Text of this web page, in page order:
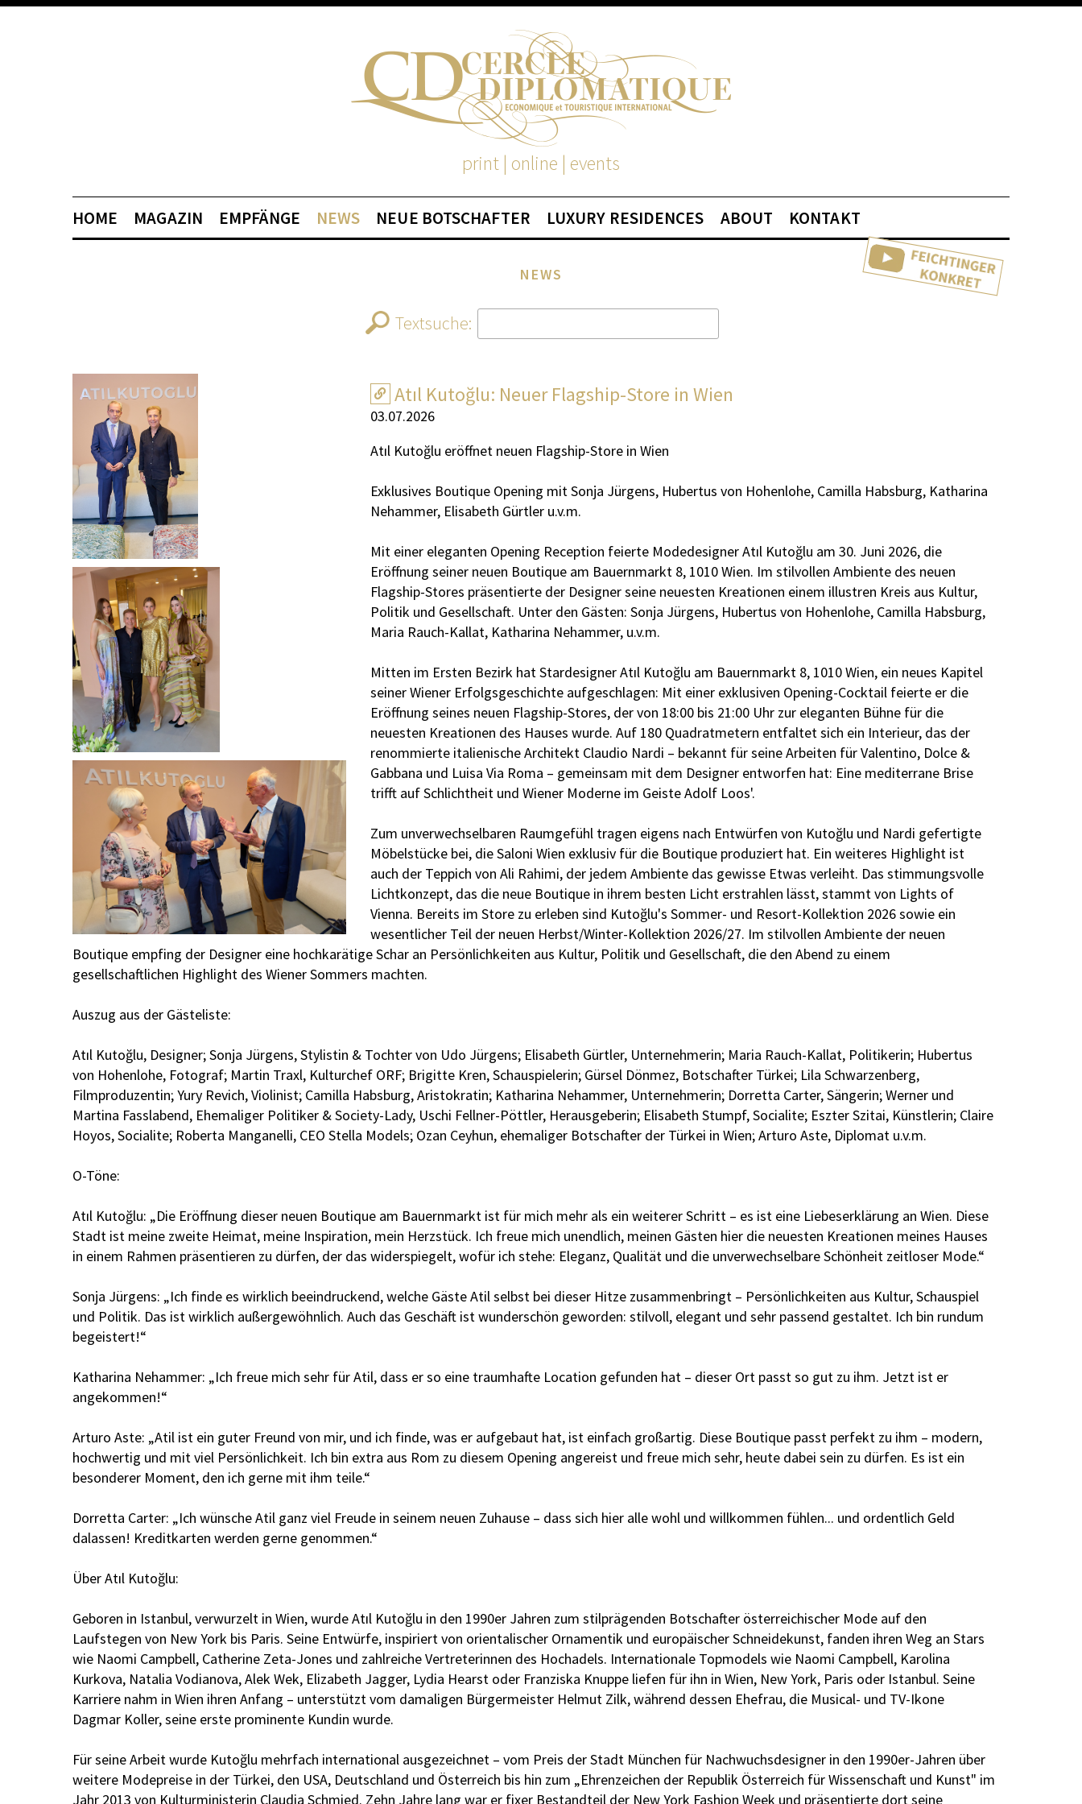
print | online | events
HOME MAGAZIN EMPFÄNGE NEWS NEUE BOTSCHAFTER LUXURY RESIDENCES ABOUT KONTAKT
NEWS
Textsuche:
Atıl Kutoğlu: Neuer Flagship-Store in Wien
03.07.2026
Atıl Kutoğlu eröffnet neuen Flagship-Store in Wien
Exklusives Boutique Opening mit Sonja Jürgens, Hubertus von Hohenlohe, Camilla Habsburg, Katharina
Nehammer, Elisabeth Gürtler u.v.m.
Mit einer eleganten Opening Reception feierte Modedesigner Atıl Kutoğlu am 30. Juni 2026, die
Eröffnung seiner neuen Boutique am Bauernmarkt 8, 1010 Wien. Im stilvollen Ambiente des neuen
Flagship-Stores präsentierte der Designer seine neuesten Kreationen einem illustren Kreis aus Kultur,
Politik und Gesellschaft. Unter den Gästen: Sonja Jürgens, Hubertus von Hohenlohe, Camilla Habsburg,
Maria Rauch-Kallat, Katharina Nehammer, u.v.m.
Mitten im Ersten Bezirk hat Stardesigner Atıl Kutoğlu am Bauernmarkt 8, 1010 Wien, ein neues Kapitel
seiner Wiener Erfolgsgeschichte aufgeschlagen: Mit einer exklusiven Opening-Cocktail feierte er die
Eröffnung seines neuen Flagship-Stores, der von 18:00 bis 21:00 Uhr zur eleganten Bühne für die
neuesten Kreationen des Hauses wurde. Auf 180 Quadratmetern entfaltet sich ein Interieur, das der
renommierte italienische Architekt Claudio Nardi – bekannt für seine Arbeiten für Valentino, Dolce &
Gabbana und Luisa Via Roma – gemeinsam mit dem Designer entworfen hat: Eine mediterrane Brise
trifft auf Schlichtheit und Wiener Moderne im Geiste Adolf Loos'.
Zum unverwechselbaren Raumgefühl tragen eigens nach Entwürfen von Kutoğlu und Nardi gefertigte
Möbelstücke bei, die Saloni Wien exklusiv für die Boutique produziert hat. Ein weiteres Highlight ist
auch der Teppich von Ali Rahimi, der jedem Ambiente das gewisse Etwas verleiht. Das stimmungsvolle
Lichtkonzept, das die neue Boutique in ihrem besten Licht erstrahlen lässt, stammt von Lights of
Vienna. Bereits im Store zu erleben sind Kutoğlu's Sommer- und Resort-Kollektion 2026 sowie ein
wesentlicher Teil der neuen Herbst/Winter-Kollektion 2026/27. Im stilvollen Ambiente der neuen
Boutique empfing der Designer eine hochkarätige Schar an Persönlichkeiten aus Kultur, Politik und Gesellschaft, die den Abend zu einem
gesellschaftlichen Highlight des Wiener Sommers machten.
Auszug aus der Gästeliste:
Atıl Kutoğlu, Designer; Sonja Jürgens, Stylistin & Tochter von Udo Jürgens; Elisabeth Gürtler, Unternehmerin; Maria Rauch-Kallat, Politikerin; Hubertus
von Hohenlohe, Fotograf; Martin Traxl, Kulturchef ORF; Brigitte Kren, Schauspielerin; Gürsel Dönmez, Botschafter Türkei; Lila Schwarzenberg,
Filmproduzentin; Yury Revich, Violinist; Camilla Habsburg, Aristokratin; Katharina Nehammer, Unternehmerin; Dorretta Carter, Sängerin; Werner und
Martina Fasslabend, Ehemaliger Politiker & Society-Lady, Uschi Fellner-Pöttler, Herausgeberin; Elisabeth Stumpf, Socialite; Eszter Szitai, Künstlerin; Claire
Hoyos, Socialite; Roberta Manganelli, CEO Stella Models; Ozan Ceyhun, ehemaliger Botschafter der Türkei in Wien; Arturo Aste, Diplomat u.v.m.
O-Töne:
Atıl Kutoğlu: „Die Eröffnung dieser neuen Boutique am Bauernmarkt ist für mich mehr als ein weiterer Schritt – es ist eine Liebeserklärung an Wien. Diese
Stadt ist meine zweite Heimat, meine Inspiration, mein Herzstück. Ich freue mich unendlich, meinen Gästen hier die neuesten Kreationen meines Hauses
in einem Rahmen präsentieren zu dürfen, der das widerspiegelt, wofür ich stehe: Eleganz, Qualität und die unverwechselbare Schönheit zeitloser Mode.“
Sonja Jürgens: „Ich finde es wirklich beeindruckend, welche Gäste Atil selbst bei dieser Hitze zusammenbringt – Persönlichkeiten aus Kultur, Schauspiel
und Politik. Das ist wirklich außergewöhnlich. Auch das Geschäft ist wunderschön geworden: stilvoll, elegant und sehr passend gestaltet. Ich bin rundum
begeistert!“
Katharina Nehammer: „Ich freue mich sehr für Atil, dass er so eine traumhafte Location gefunden hat – dieser Ort passt so gut zu ihm. Jetzt ist er
angekommen!“
Arturo Aste: „Atil ist ein guter Freund von mir, und ich finde, was er aufgebaut hat, ist einfach großartig. Diese Boutique passt perfekt zu ihm – modern,
hochwertig und mit viel Persönlichkeit. Ich bin extra aus Rom zu diesem Opening angereist und freue mich sehr, heute dabei sein zu dürfen. Es ist ein
besonderer Moment, den ich gerne mit ihm teile.“
Dorretta Carter: „Ich wünsche Atil ganz viel Freude in seinem neuen Zuhause – dass sich hier alle wohl und willkommen fühlen... und ordentlich Geld
dalassen! Kreditkarten werden gerne genommen.“
Über Atıl Kutoğlu:
Geboren in Istanbul, verwurzelt in Wien, wurde Atıl Kutoğlu in den 1990er Jahren zum stilprägenden Botschafter österreichischer Mode auf den
Laufstegen von New York bis Paris. Seine Entwürfe, inspiriert von orientalischer Ornamentik und europäischer Schneidekunst, fanden ihren Weg an Stars
wie Naomi Campbell, Catherine Zeta-Jones und zahlreiche Vertreterinnen des Hochadels. Internationale Topmodels wie Naomi Campbell, Karolina
Kurkova, Natalia Vodianova, Alek Wek, Elizabeth Jagger, Lydia Hearst oder Franziska Knuppe liefen für ihn in Wien, New York, Paris oder Istanbul. Seine
Karriere nahm in Wien ihren Anfang – unterstützt vom damaligen Bürgermeister Helmut Zilk, während dessen Ehefrau, die Musical- und TV-Ikone
Dagmar Koller, seine erste prominente Kundin wurde.
Für seine Arbeit wurde Kutoğlu mehrfach international ausgezeichnet – vom Preis der Stadt München für Nachwuchsdesigner in den 1990er-Jahren über
weitere Modepreise in der Türkei, den USA, Deutschland und Österreich bis hin zum „Ehrenzeichen der Republik Österreich für Wissenschaft und Kunst" im
Jahr 2013 von Kulturministerin Claudia Schmied. Zehn Jahre lang war er fixer Bestandteil der New York Fashion Week und präsentierte dort seine